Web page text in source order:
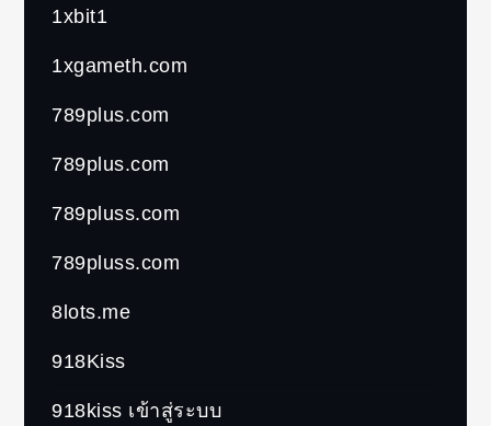
1xbit1
1xgameth.com
789plus.com
789plus.com
789pluss.com
789pluss.com
8lots.me
918Kiss
918kiss เข้าสู่ระบบ